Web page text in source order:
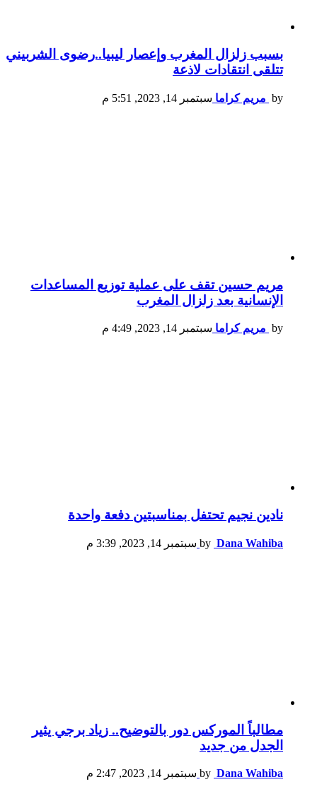
بسبب زلزال المغرب وإعصار ليبيا..رضوى الشربيني
تتلقى انتقادات لاذعة
by مريم كراما سبتمبر 14, 2023, 5:51 م
مريم حسين تقف على عملية توزيع المساعدات
الإنسانية بعد زلزال المغرب
by مريم كراما سبتمبر 14, 2023, 4:49 م
نادين نجيم تحتفل بمناسبتين دفعة واحدة
by Dana Wahiba سبتمبر 14, 2023, 3:39 م
مطالباً الموركس دور بالتوضيح.. زياد برجي يثير
الجدل من جديد
by Dana Wahiba سبتمبر 14, 2023, 2:47 م